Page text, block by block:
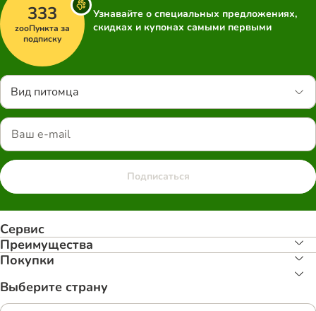
333
zooПункта за
подписку
Узнавайте о специальных предложениях,
скидках и купонах самыми первыми
Вид питомца
Подписаться
Сервис
Преимуществa
Покупки
Выберите страну